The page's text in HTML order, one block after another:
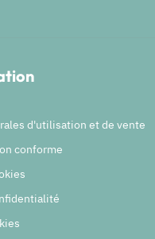
d'utilisation et de vente
conforme